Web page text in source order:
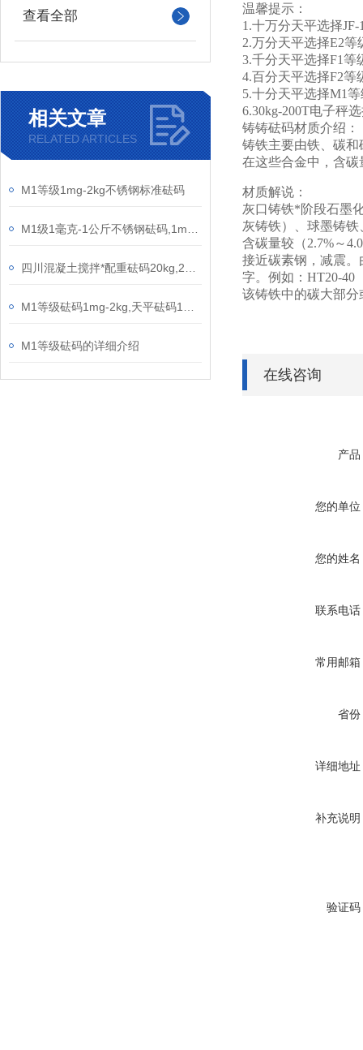
查看全部
相关文章
RELATED ARTICLES
M1等级1mg-2kg不锈钢标准砝码
M1等级砝码的详细介绍
温馨提示：
1.十万分天平选择JF-
2.万分天平选择E2
3.千分天平选择F1 等
4.百分天平选择F2等
5.十分天平选择M1
6.30kg-200T电子秤
铸铸砝码材质介绍：
铸铁主要由铁、碳
在这些合金中，含
材质解说：
灰口铸铁*阶段石墨
灰铸铁）、球墨铸
含碳量较（2.7%～
接近碳素钢，减震
字。例如：HT20-40
该铸铁中的碳大部
在线咨询
产品
您的单位
您的姓名
联系电话
常用邮箱
省份
详细地址
补充说明
验证码